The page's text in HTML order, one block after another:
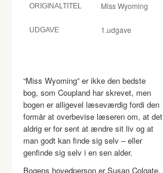
ORIGINALTITEL Miss Wyoming
UDGAVE 1.udgave
“Miss Wyoming” er ikke den bedste
bog, som Coupland har skrevet, men
bogen er alligevel læseværdig fordi den
formår at overbevise læseren om, at det
aldrig er for sent at ændre sit liv og at
man godt kan finde sig selv – eller
genfinde sig selv i en sen alder.
Bogens hovedperson er Susan Colgate,